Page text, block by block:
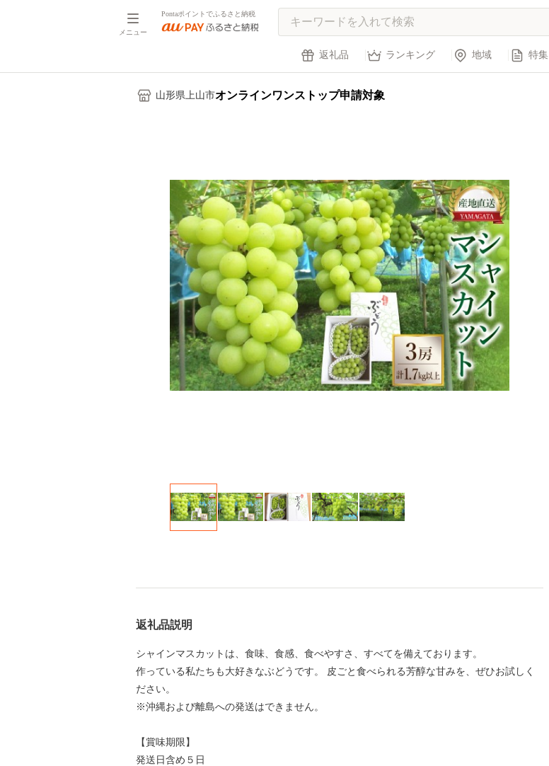
メニュー
Pontaポイントでふるさと納税
返礼品 ランキング 地域 特集
山形県上山市オンラインワンストップ申請対象
返礼品説明
シャインマスカットは、食味、食感、食べやすさ、すべてを備えております。
作っている私たちも大好きなぶどうです。 皮ごと食べられる芳醇な甘みを、ぜひお試しく
ださい。
※沖縄および離島への発送はできません。
【賞味期限】
発送日含め５日